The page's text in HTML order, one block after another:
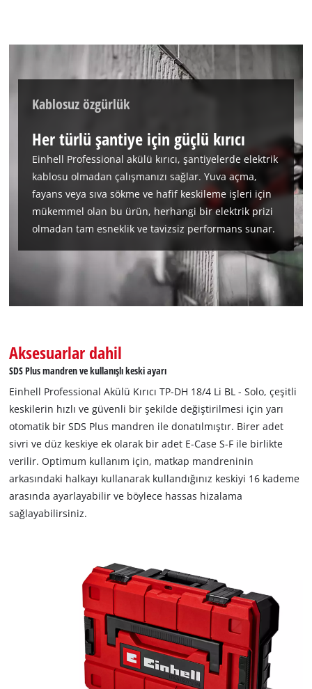
Google Maps hizmetini yüklemek için
izninize ihtiyacımız var!
This content is not permitted to load due
to trackers that are not disclosed to the
visitor. The website owner needs to setup
the site with their CMP to add this content
Kablosuz özgürlük
Her türlü şantiye için güçlü kırıcı
Einhell Professional akülü kırıcı, şantiyelerde elektrik
kablosu olmadan çalışmanızı sağlar. Yuva açma,
fayans veya sıva sökme ve hafif keskileme işleri için
mükemmel olan bu ürün, herhangi bir elektrik prizi
olmadan tam esneklik ve tavizsiz performans sunar.
Aksesuarlar dahil
SDS Plus mandren ve kullanışlı keski ayarı
Einhell Professional Akülü Kırıcı TP-DH 18/4 Li BL - Solo, çeşitli
keskilerin hızlı ve güvenli bir şekilde değiştirilmesi için yarı
otomatik bir SDS Plus mandren ile donatılmıştır. Birer adet
sivri ve düz keskiye ek olarak bir adet E-Case S-F ile birlikte
verilir. Optimum kullanım için, matkap mandreninin
arkasındaki halkayı kullanarak kullandığınız keskiyi 16 kademe
arasında ayarlayabilir ve böylece hassas hizalama
sağlayabilirsiniz.